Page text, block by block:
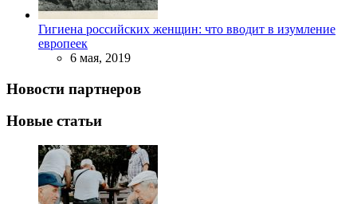
Гигиена российских женщин: что вводит в изумление
европеек
6 мая, 2019
Новости партнеров
Новые статьи